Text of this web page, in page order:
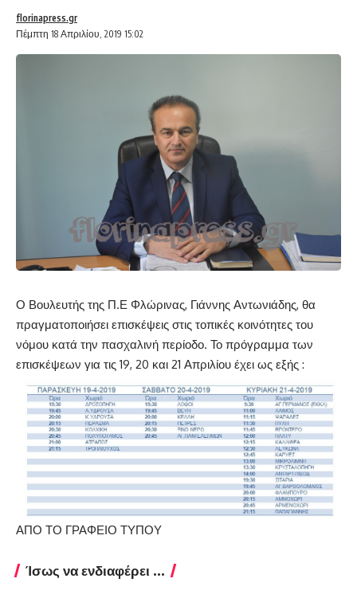
Πέμπτη 18 Απριλίου, 2019 15:02
florinapress.gr
Ο Βουλευτής της Π.Ε Φλώρινας, Γιάννης Αντωνιάδης, θα
πραγματοποιήσει επισκέψεις στις τοπικές κοινότητες του
νόμου κατά την πασχαλινή περίοδο. Το πρόγραμμα των
επισκέψεων για τις 19, 20 και 21 Απριλίου έχει ως εξής :
ΑΠΟ ΤΟ ΓΡΑΦΕΙΟ ΤΥΠΟΥ
Ίσως να ενδιαφέρει ...